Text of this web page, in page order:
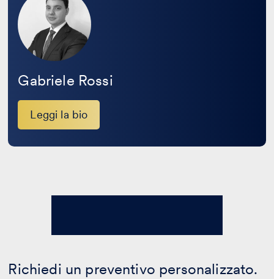
Gabriele Rossi
Leggi la bio
bio
Richiedi un preventivo personalizzato.